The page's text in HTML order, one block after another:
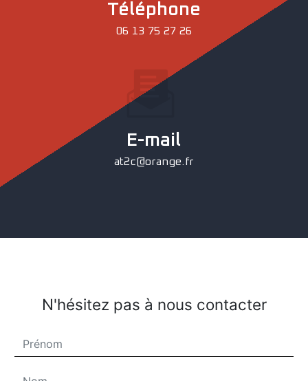
Téléphone
06 13 75 27 26
E-mail
at2c@orange.fr
N'hésitez pas à nous contacter